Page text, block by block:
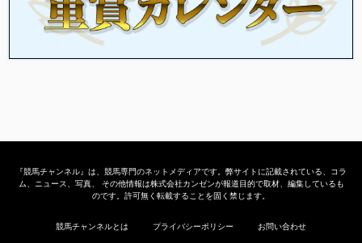
『競馬チャンネル』は、競馬専門のネットメディアです。弊サイトに記載されている、コラ
ム、ニュース、写真、 その他情報は株式会社カンゼンが報道目的で取材、編集しているも
のです。許可無く転載することを固く禁じます。
競馬チャンネルとは プライバシーポリシー お問い合わせ